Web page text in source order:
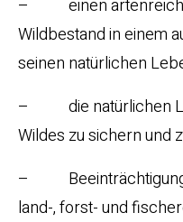
– einen
Wildbestand in einem
seinen natürlichen
– die natürlichen
Wildes zu sichern und
–
land-, forst- und